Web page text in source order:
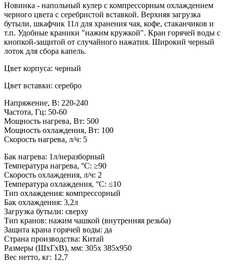
Новинка - напольный кулер с компрессорным охлаждением
черного цвета с серебристой вставкой. Верхняя загрузка
бутыли, шкафчик 11л для хранения чая, кофе, стаканчиков и
т.п. Удобные краники "нажим кружкой". Кран горячей воды с
кнопкой-защитой от случайного нажатия. Широкий черный
лоток для сбора капель.
Цвет корпуса: черный
Цвет вставки: серебро
Напряжение, В: 220-240
Частота, Гц: 50-60
Мощность нагрева, Вт: 500
Мощность охлаждения, Вт: 100
Скорость нагрева, л/ч: 5
Бак нагрева: 1л/неразборный
Температура нагрева, °С: ≥90
Скорость охлаждения, л/ч: 2
Температура охлаждения, °С: ≤10
Тип охлаждения: компрессорный
Бак охлаждения: 3,2л
Загрузка бутыли: сверху
Тип кранов: нажим чашкой (внутренняя резьба)
Защита крана горячей воды: да
Страна производства: Китай
Размеры (ШхГхВ), мм: 305х 385х950
Вес нетто, кг: 12,7